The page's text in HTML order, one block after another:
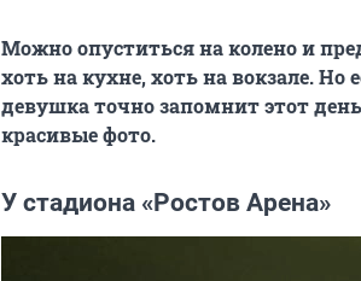
Можно опуститься на колено и
хоть на кухне, хоть на вокзале.
девушка точно запомнит этот
красивые фото.
У стадиона «Ростов Арена»